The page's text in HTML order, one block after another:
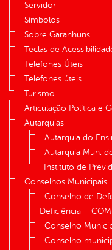
Servidor
Símbolos
Sobre Garanhuns
Teclas de
Telefones Úteis
Telefones úteis
Turismo
Articulação Política e
Autarquias
Autarquia do
Autarquia Mun.
Instituto de
Conselhos Municipais
Conselho de
Deficiência –
Conselho
Conselho